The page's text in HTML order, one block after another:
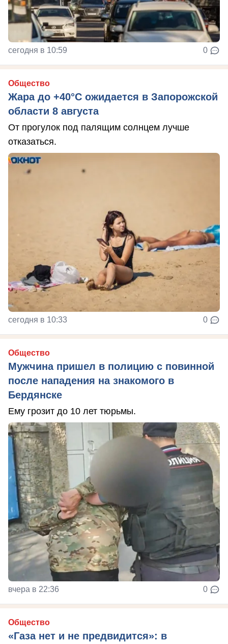
сегодня в 10:59 0
Общество
Жара до +40°С ожидается в Запорожской
области 8 августа
От прогулок под палящим солнцем лучше
отказаться.
сегодня в 10:33 0
Общество
Мужчина пришел в полицию с повинной
после нападения на знакомого в
Бердянске
Ему грозит до 10 лет тюрьмы.
вчера в 22:36 0
Общество
«Газа нет и не предвидится»: в